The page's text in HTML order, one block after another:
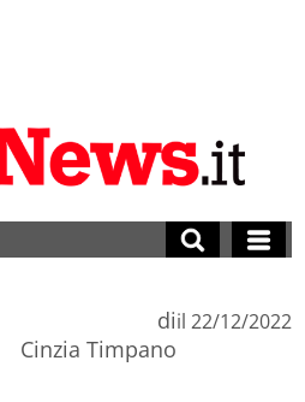
di
Cinzia Timpano
il 22/12/2022